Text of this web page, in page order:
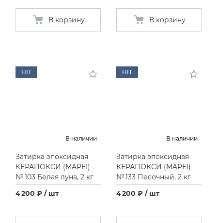
В корзину В корзину
HIT
В наличии
Затирка эпоксидная
КЕРАПОКСИ (MAPEI)
№ 103 Белая луна, 2 кг
4 200 ₽ / шт
HIT
В наличии
Затирка эпоксидная
КЕРАПОКСИ (MAPEI)
№ 133 Песочный, 2 кг
4 200 ₽ / шт